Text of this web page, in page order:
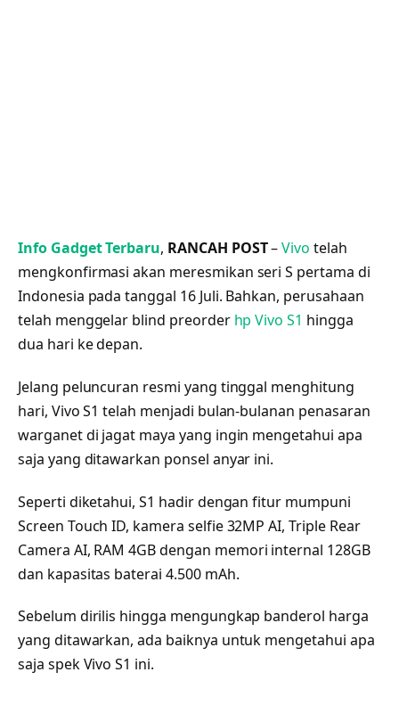
Info Gadget Terbaru, RANCAH POST–Vivo telah
mengkonfirmasi akan meresmikan seri S pertama di
Indonesia pada tanggal 16 Juli. Bahkan, perusahaan
telah menggelar blind preorder hp Vivo S1 hingga
dua hari ke depan.
Jelang peluncuran resmi yang tinggal menghitung
hari, Vivo S1 telah menjadi bulan-bulanan penasaran
warganet di jagat maya yang ingin mengetahui apa
saja yang ditawarkan ponsel anyar ini.
Seperti diketahui, S1 hadir dengan fitur mumpuni
Screen Touch ID, kamera selfie 32MP AI, Triple Rear
Camera AI, RAM 4GB dengan memori internal 128GB
dan kapasitas baterai 4.500 mAh.
Sebelum dirilis hingga mengungkap banderol harga
yang ditawarkan, ada baiknya untuk mengetahui apa
saja spek Vivo S1 ini.